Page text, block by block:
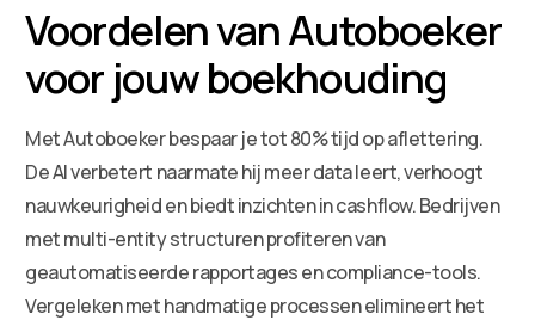
Voordelen van Autoboeker
voor jouw boekhouding
Met Autoboeker bespaar je tot 80% tijd op aflettering.
De AI verbetert naarmate hij meer data leert, verhoogt
nauwkeurigheid en biedt inzichten in cashflow. Bedrijven
met multi-entity structuren profiteren van
geautomatiseerde rapportages en compliance-tools.
Vergeleken met handmatige processen elimineert het